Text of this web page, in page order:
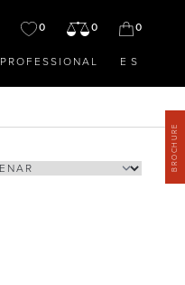
0 0 0
PROFESSIONAL ES
BROCHURE